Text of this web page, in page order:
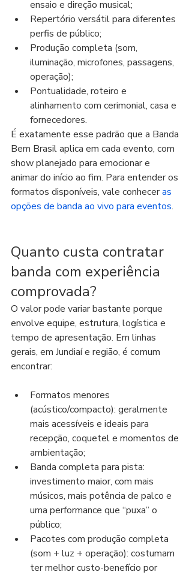
ensaio e direção musical;
Repertório versátil para diferentes
perfis de público;
Produção completa (som,
iluminação, microfones, passagens,
operação);
Pontualidade, roteiro e
alinhamento com cerimonial, casa e
fornecedores.
É exatamente esse padrão que a Banda
Bem Brasil aplica em cada evento, com
show planejado para emocionar e
animar do início ao fim. Para entender os
formatos disponíveis, vale conhecer as
opções de banda ao vivo para eventos.
Quanto custa contratar
banda com experiência
comprovada?
O valor pode variar bastante porque
envolve equipe, estrutura, logística e
tempo de apresentação. Em linhas
gerais, em Jundiaí e região, é comum
encontrar:
Formatos menores
(acústico/compacto): geralmente
mais acessíveis e ideais para
recepção, coquetel e momentos de
ambientação;
Banda completa para pista:
investimento maior, com mais
músicos, mais potência de palco e
uma performance que “puxa” o
público;
Pacotes com produção completa
(som + luz + operação): costumam
ter melhor custo-benefício por